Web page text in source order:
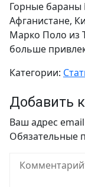
Горные
Афганистане,
Марко Поло из
больше
Категории:
Добавить
Ваш адрес
Обязательные